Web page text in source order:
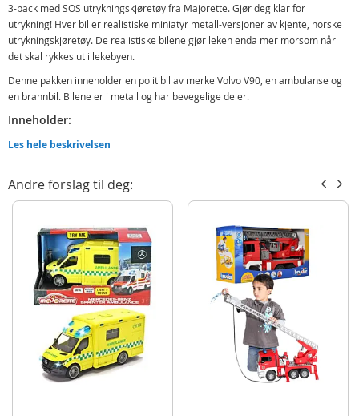
3-pack med SOS utrykningskjøretøy fra Majorette. Gjør deg klar for
utrykning! Hver bil er realistiske miniatyr metall-versjoner av kjente, norske
utrykningskjøretøy. De realistiske bilene gjør leken enda mer morsom når
det skal rykkes ut i lekebyen.
Denne pakken inneholder en politibil av merke Volvo V90, en ambulanse og
en brannbil. Bilene er i metall og har bevegelige deler.
Inneholder:
Majorette politibil
Majorette ambulanse
Lengde bil: 7,5 cm
Alder: fra 3 år
Produktdetaljer
Modell
Les hele beskrivelsen
Andre forslag til deg: